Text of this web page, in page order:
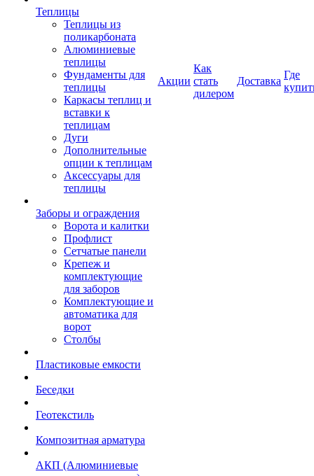
Теплицы
Теплицы из
поликарбоната
Алюминиевые
теплицы
Фундаменты для
теплицы
Каркасы теплиц и
вставки к
теплицам
Дуги
Дополнительные
опции к теплицам
Аксессуары для
теплицы
Заборы и ограждения
Ворота и калитки
Профлист
Сетчатые панели
Крепеж и
комплектующие
для заборов
Комплектующие и
автоматика для
ворот
Столбы
Пластиковые емкости
Беседки
Геотекстиль
Композитная арматура
АКП (Алюминиевые
Акции
Как
стать
дилером
Доставка
Где